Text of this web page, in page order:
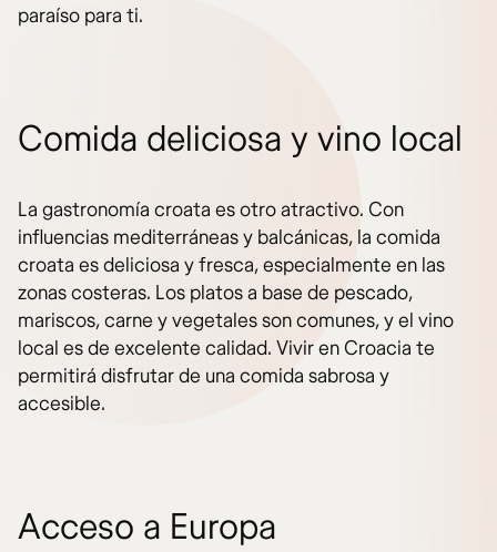
paraíso para ti.
Comida deliciosa y vino local
La gastronomía croata es otro atractivo. Con
influencias mediterráneas y balcánicas, la comida
croata es deliciosa y fresca, especialmente en las
zonas costeras. Los platos a base de pescado,
mariscos, carne y vegetales son comunes, y el vino
local es de excelente calidad. Vivir en Croacia te
permitirá disfrutar de una comida sabrosa y
accesible.
Acceso a Europa